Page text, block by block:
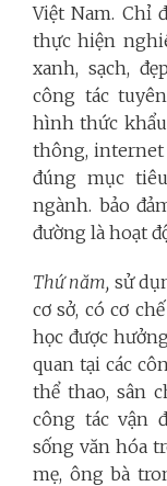
Việt Nam. Chỉ
thực hiện
xanh, sạch,
công tác
hình thức
thông, internet
đúng mục
ngành. bảo
đường là hoạt
Thứ năm, sử
cơ sở, có cơ
học được
quan tại các
thể thao, sân
công tác vận
sống văn hóa
mẹ, ông bà